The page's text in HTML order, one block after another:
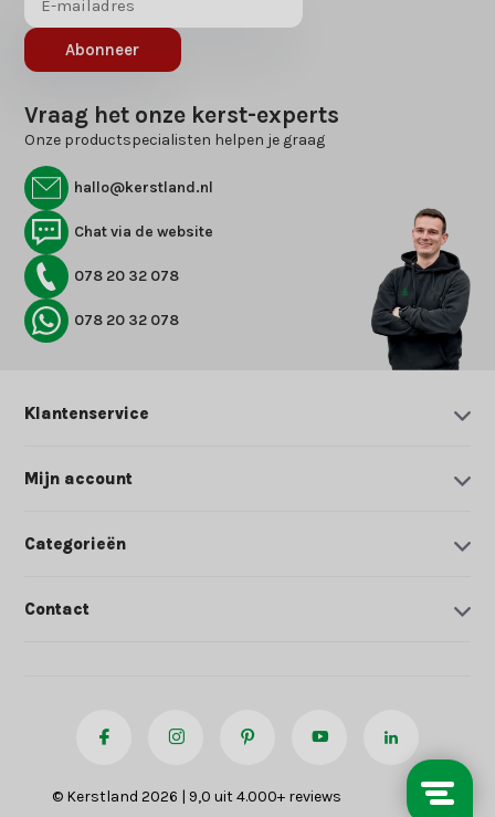
Abonneer
Vraag het onze kerst-experts
Onze productspecialisten helpen je graag
hallo@kerstland.nl
Chat via de website
078 20 32 078
078 20 32 078
Klantenservice
Mijn account
Categorieën
Contact
© Kerstland 2026 | 9,0 uit 4.000+ reviews